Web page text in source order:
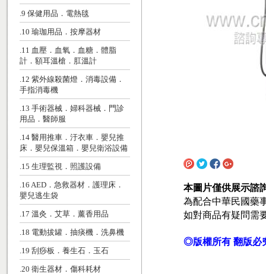
.9 保健用品．電熱毯
.10 瑜珈用品．按摩器材
.11 血壓．血氧．血糖．體脂
計．額耳溫槍．肛溫計
.12 紫外線殺菌燈．消毒設備．
手指消毒機
.13 手術器械．婦科器械．門診
用品．醫師服
.14 醫用推車．汙衣車．嬰兒推
床．嬰兒保溫箱．嬰兒衛浴設備
.15 生理監視．照護設備
.16 AED．急救器材．護理床．
嬰兒逃生袋
.17 溫灸．艾草．薰香用品
.18 電動拔罐．抽痰機．洗鼻機
.19 刮痧板．養生石．玉石
.20 衛生器材．傷科耗材
本圖片僅供展示諮
為配合中華民國藥
如對商品有疑問需
◎版權所有 翻版